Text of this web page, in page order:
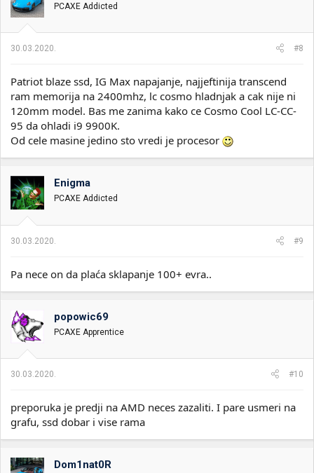
PCAXE Addicted
30.03.2020. #8
Patriot blaze ssd, IG Max napajanje, najjeftinija transcend
ram memorija na 2400mhz, lc cosmo hladnjak a cak nije ni
120mm model. Bas me zanima kako ce Cosmo Cool LC-CC-
95 da ohladi i9 9900K.
Od cele masine jedino sto vredi je procesor
Enigma
PCAXE Addicted
30.03.2020. #9
Pa nece on da plaća sklapanje 100+ evra..
popowic69
PCAXE Apprentice
30.03.2020. #10
preporuka je predji na AMD neces zazaliti. I pare usmeri na
grafu, ssd dobar i vise rama
Dom1nat0R